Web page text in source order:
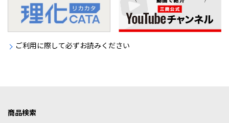
ご利用に際して必ずお読みください
商品検索